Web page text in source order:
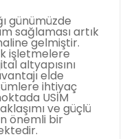
günümüzde
sağlaması artık
gelmiştir.
işletmelere
altyapısını
elde
ihtiyaç
USİM
ve güçlü
önemli bir